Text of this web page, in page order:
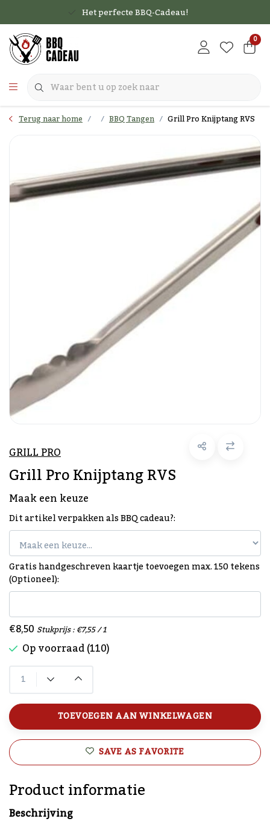
Het perfecte BBQ-Cadeau!
0
Terug naar home BBQ Tangen Grill Pro Knijptang RVS
GRILL PRO
Grill Pro Knijptang RVS
Maak een keuze
Dit artikel verpakken als BBQ cadeau?:
Gratis handgeschreven kaartje toevoegen max. 150 tekens
(Optioneel):
€8,50 Stukprijs : €7,55 / 1
Op voorraad (110)
TOEVOEGEN AAN WINKELWAGEN
SAVE AS FAVORITE
Product informatie
Beschrijving